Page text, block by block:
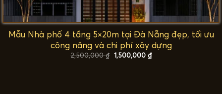
Mẫu Nhà phố 4 tầng 5×20m tại Đà Nẵng đẹp, tối ưu
công năng và chi phí xây dựng
2,500,000₫ Giá
gốc
1,500,000 ₫Giá
hiện